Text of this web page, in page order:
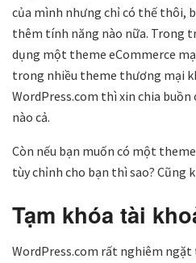
của mình nhưng chỉ có thế thôi,
thêm tính năng nào nữa. Trong
dụng một theme eCommerce
trong nhiều theme thương mại
WordPress.com thì xin chia buồn
nào cả.
Còn nếu bạn muốn có một
tùy chỉnh cho bạn thì sao? Cũng
Tạm khóa tài
WordPress.com rất nghiêm ngặt